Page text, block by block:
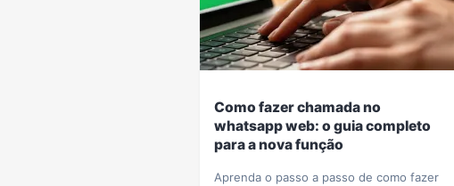
Como fazer chamada no
whatsapp web: o guia completo
para a nova função
Aprenda o passo a passo de como fazer